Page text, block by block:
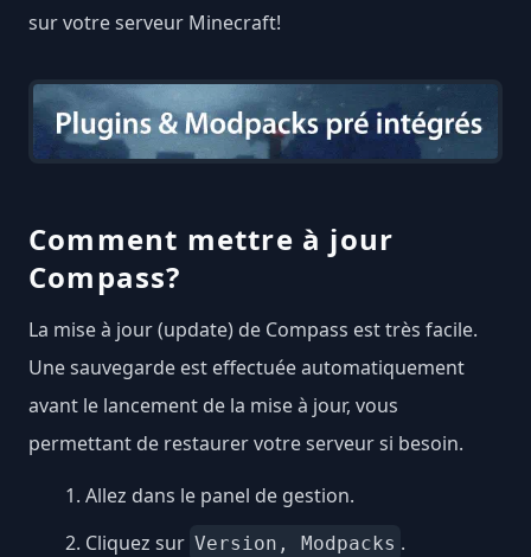
sur votre serveur Minecraft!
Comment mettre à jour
Compass?
La mise à jour (update) de Compass est très facile.
Une sauvegarde est effectuée automatiquement
avant le lancement de la mise à jour, vous
permettant de restaurer votre serveur si besoin.
Allez dans le panel de gestion.
Cliquez sur Version, Modpacks .